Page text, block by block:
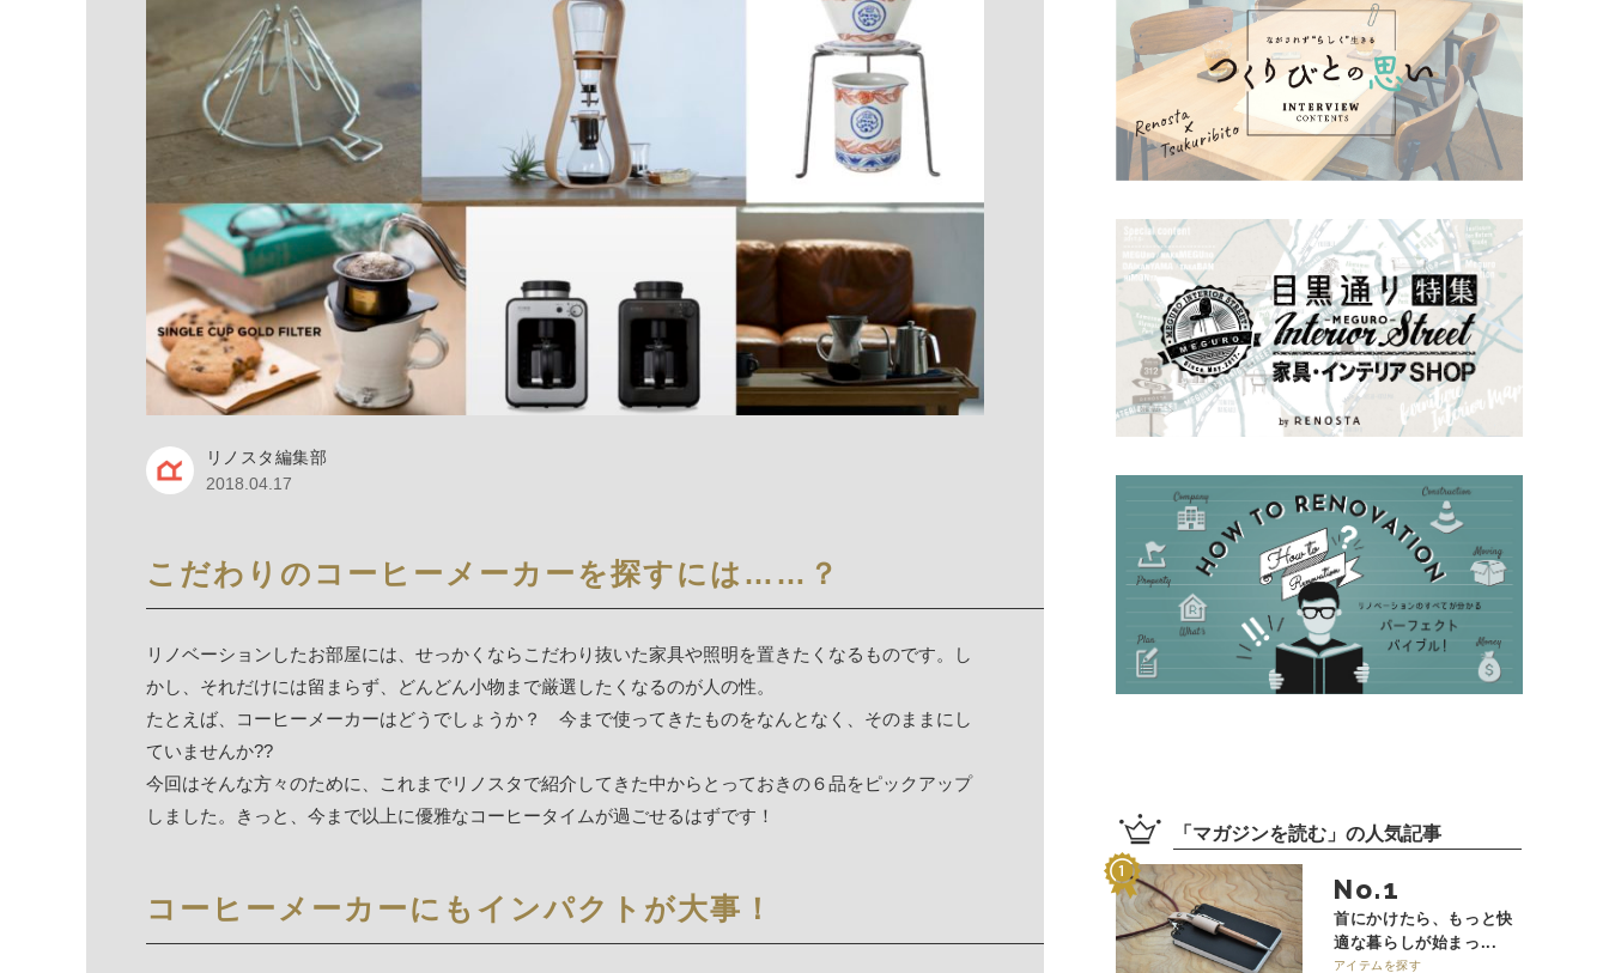
リノスタ編集部
2018.04.17
こだわりのコーヒーメーカーを探すには……？
リノベーションしたお部屋には、せっかくならこだわり抜いた家具や照明を置きたくなるものです。し
かし、それだけには留まらず、どんどん小物まで厳選したくなるのが人の性。
たとえば、コーヒーメーカーはどうでしょうか？ 今まで使ってきたものをなんとなく、そのままにし
ていませんか??
今回はそんな方々のために、これまでリノスタで紹介してきた中からとっておきの６品をピックアップ
しました。きっと、今まで以上に優雅なコーヒータイムが過ごせるはずです！
コーヒーメーカーにもインパクトが大事！
「 マガジンを読む 」の人気記事
No.
首にかけたら、もっと快
適な暮らしが始まっ...
アイテムを探す